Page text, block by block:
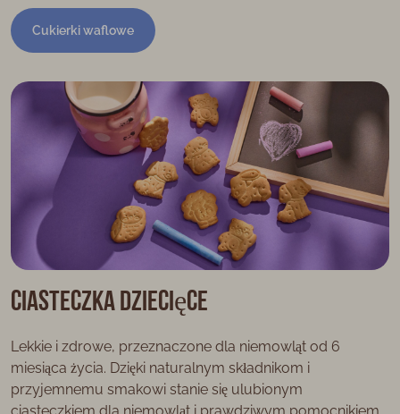
Cukierki waflowe
Ciasteczka dziecięce
Lekkie i zdrowe, przeznaczone dla niemowląt od 6
miesiąca życia. Dzięki naturalnym składnikom i
przyjemnemu smakowi stanie się ulubionym